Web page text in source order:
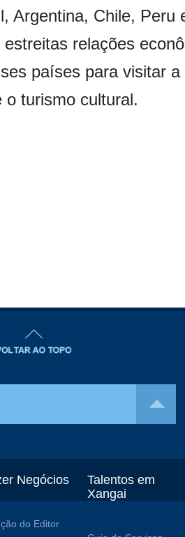
Argentina, Chile, Peru
relações
países para visitar
turismo cultural.
Negócios
do Editor
Talentos em
Xangai